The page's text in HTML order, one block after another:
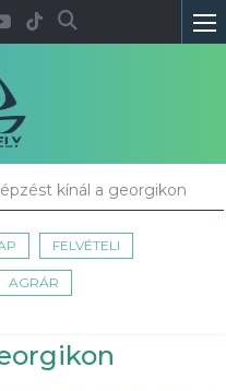
kínál a georgikon
FELVÉTELI
AGRÁR